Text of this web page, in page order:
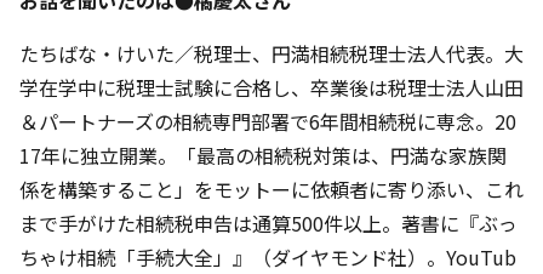
たちばな・けいた／税理士、円満相続税理士法人代表。大
学在学中に税理士試験に合格し、卒業後は税理士法人山田
＆パートナーズの相続専門部署で6年間相続税に専念。20
17年に独立開業。「最高の相続税対策は、円満な家族関
係を構築すること」をモットーに依頼者に寄り添い、これ
まで手がけた相続税申告は通算500件以上。著書に『ぶっ
ちゃけ相続「手続大全」』（ダイヤモンド社）。YouTub